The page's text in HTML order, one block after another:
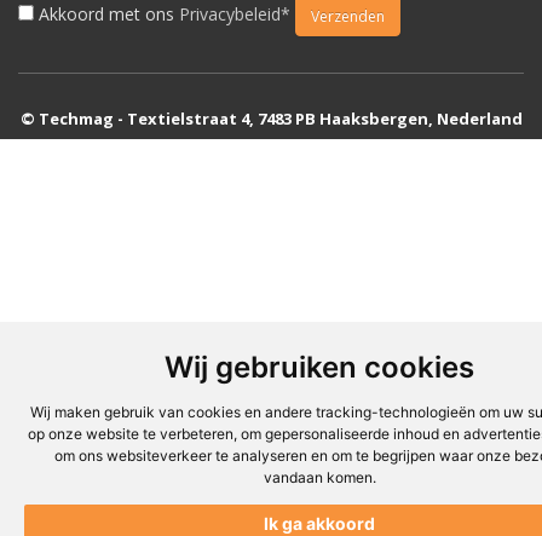
Wij gebruiken cookies
Wij maken gebruik van cookies en andere tracking-technologieën om uw
op onze website te verbeteren, om gepersonaliseerde inhoud en
om ons websiteverkeer te analyseren en om te begrijpen waar onze
vandaan komen.
Ik ga akkoord
Akkoord met ons Privacybeleid*
© Techmag - Textielstraat 4, 7483 PB Haaksbergen, Nederland